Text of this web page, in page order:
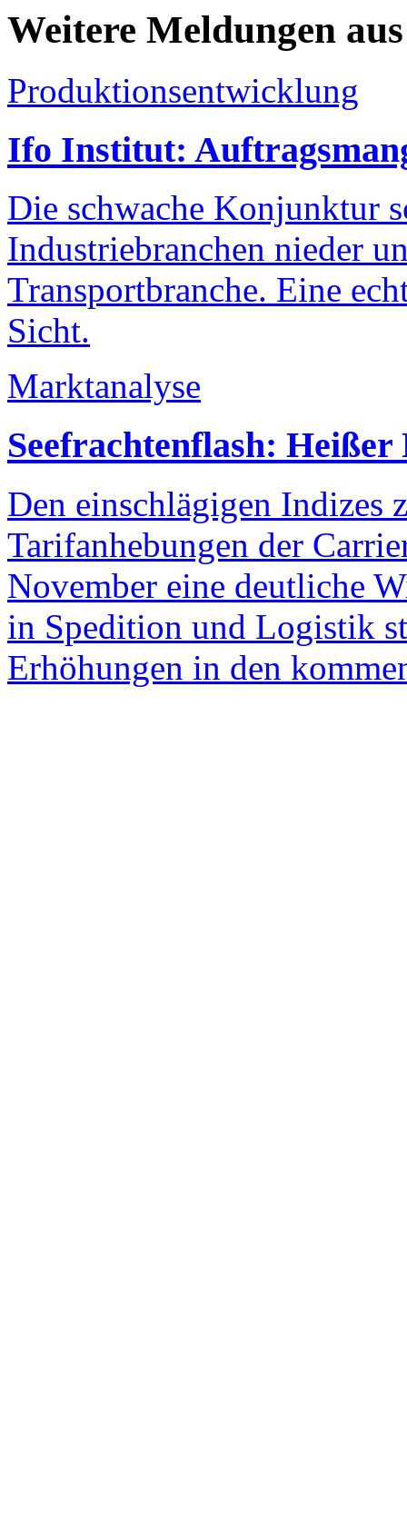
Weitere Meldungen
Produktionsentwicklung
Ifo Institut:
Die schwache Konjunktur
Industriebranchen nieder
Transportbranche. Eine
Sicht.
Marktanalyse
Seefrachtenflash:
Den einschlägigen Indizes
Tarifanhebungen der
November eine deutliche
in Spedition und Logistik
Erhöhungen in den